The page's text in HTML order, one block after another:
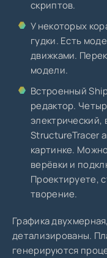
скриптов.
У некоторых
гудки. Есть
движками.
модели.
Встроенный
редактор.
электрический,
StructureTracer
картинке.
верёвки и
Проектируете,
творение.
Графика
детализированы.
генерируются